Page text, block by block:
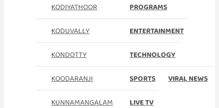
KODIYATHOOR
KODUVALLY
KONDOTTY
KOODARANJI
KUNNAMANGALAM
PROGRAMS
ENTERTAINMENT
TECHNOLOGY
SPORTS VIRAL NEWS
LIVE TV